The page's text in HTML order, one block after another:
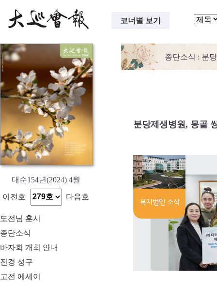
코너별 보기
대순154년(2024) 4월
이전호 다음호
도전님 훈시
종단소식
바자회 개최 안내
전경 성구
고전 에세이
종단소식 : 분
분당제생병원, 몽골